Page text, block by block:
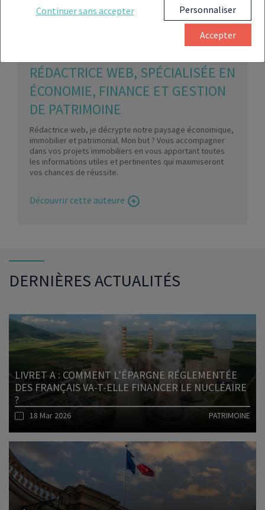
RÉDACTRICE WEB, SPÉCIALISÉE EN
ÉCONOMIE, FINANCE ET GESTION
DE PATRIMOINE
Rédactrice web, je décrypte notre paysage économique,
immobilier et patrimonial. Mon but ? Vous accompagner
dans vos projets immobiliers en vous apportant toutes
les informations utiles et pertinentes qui maximiseront
vos chances de réussite.
Découvrir cette auteure
DERNIÈRES ACTUALITÉS
LIVRET A : COMMENT L’ÉPARGNE RÉGLEMENTÉE
DES FRANÇAIS VA-T-ELLE FINANCER LE NUCLÉAIRE
?
18 Mar 2026 PATRIMOINE
Lire l'article
Continuer sans accepter Personnaliser
Accepter